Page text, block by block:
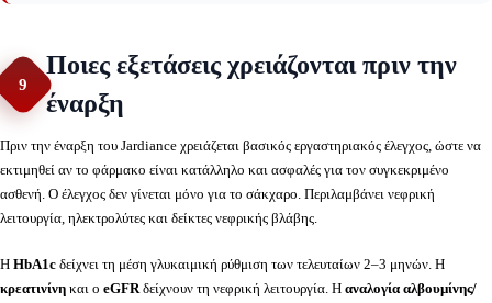
9
Ποιες εξετάσεις χρειάζονται πριν την
έναρξη
Πριν την έναρξη του Jardiance χρειάζεται βασικός εργαστηριακός έλεγχος, ώστε να
εκτιμηθεί αν το φάρμακο είναι κατάλληλο και ασφαλές για τον συγκεκριμένο
ασθενή. Ο έλεγχος δεν γίνεται μόνο για το σάκχαρο. Περιλαμβάνει νεφρική
λειτουργία, ηλεκτρολύτες και δείκτες νεφρικής βλάβης.
Η HbA1c δείχνει τη μέση γλυκαιμική ρύθμιση των τελευταίων 2–3 μηνών. Η
κρεατινίνη και ο eGFRδείχνουν τη νεφρική λειτουργία. Η αναλογία αλβουμίνης/